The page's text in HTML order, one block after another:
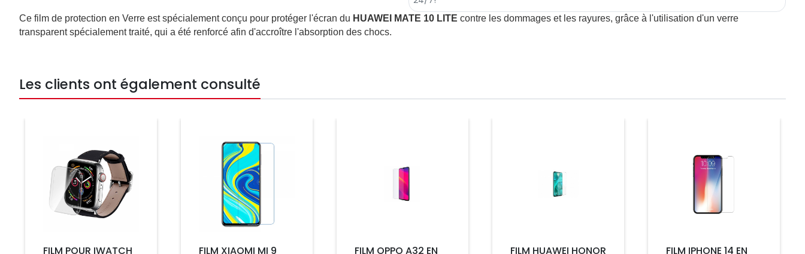
Ce film de protection en Verre est spécialement conçu pour protéger l'écran du HUAWEI MATE 10 LITE contre les dommages et les rayures, grâce à l'utilisation d'un verre
transparent spécialement traité, qui a été renforcé afin d'accroître l'absorption des chocs.
Les clients ont également consulté
FILM POUR IWATCH
FILM XIAOMI MI 9
FILM OPPO A32 EN
FILM HUAWEI HONOR
FILM IPHONE 14 EN